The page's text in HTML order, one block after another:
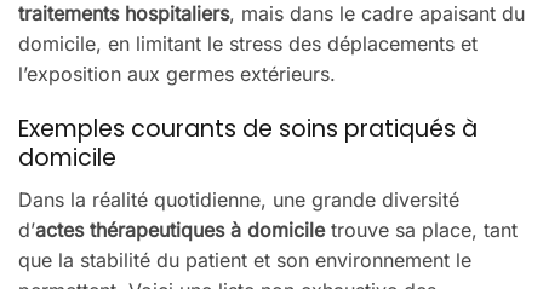
traitements hospitaliers, mais dans le cadre apaisant du
domicile, en limitant le stress des déplacements et
l’exposition aux germes extérieurs.
Exemples courants de soins pratiqués à
domicile
Dans la réalité quotidienne, une grande diversité
d’actes thérapeutiques à domiciletrouve sa place, tant
que la stabilité du patient et son environnement le